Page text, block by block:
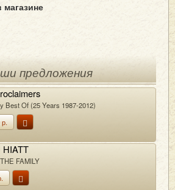
предложения
Best Of (25 Years 1987-2012)
р.
HIATT
FAMILY